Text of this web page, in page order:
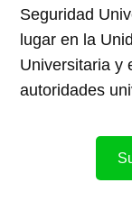
Seguridad
lugar en la
Universitaria y
autoridades